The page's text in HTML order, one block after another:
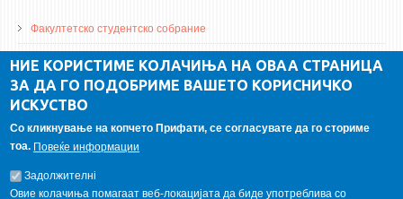
Факултетско студентско собрание
ДА Винчи магазин
Алумни асоцијација
ГАЛЕРИЈА
НИЕ КОРИСТИМЕ КОЛАЧИЊА НА ОВАА СТРАНИЦА
ЗА ДА ГО ПОДОБРИМЕ ВАШЕТО КОРИСНИЧКО
ИСКУСТВО
Со кликнување на копчето Прифати, се согласувате да го сториме
тоа. Повеќе информации
Задолжителнi
Овие колачиња помагаат веб-локацијата да биде употреблива со